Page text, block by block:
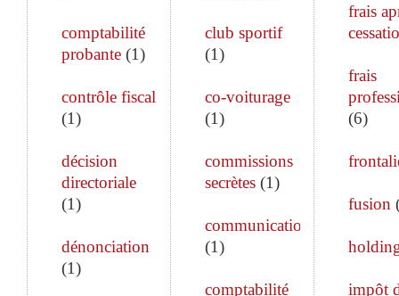
comptabilité
probante (1)
contrôle fiscal
(1)
décision
directoriale
(1)
dénonciation
(1)
club sportif
(1)
co-voiturage
(1)
commissions
secrètes(1)
communication
(1)
comptabilité
frais
frais
(6)
fusion
impôt